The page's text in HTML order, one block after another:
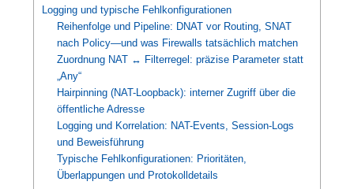
Logging und typische Fehlkonfigurationen
Reihenfolge und Pipeline: DNAT vor Routing, SNAT
nach Policy—und was Firewalls tatsächlich matchen
Zuordnung NAT ↔ Filterregel: präzise Parameter statt
„Any“
Hairpinning (NAT-Loopback): interner Zugriff über die
öffentliche Adresse
Logging und Korrelation: NAT-Events, Session-Logs
und Beweisführung
Typische Fehlkonfigurationen: Prioritäten,
Überlappungen und Protokolldetails